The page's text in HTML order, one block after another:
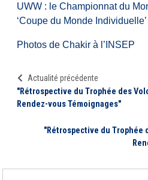
UWW : le Championnat du
‘Coupe du Monde Individuelle’
Photos de Chakir à l’INSEP
Actualité précédente
"Rétrospective du Trophée des
Rendez-vous Témoignages"
"Rétrospective du Trophée